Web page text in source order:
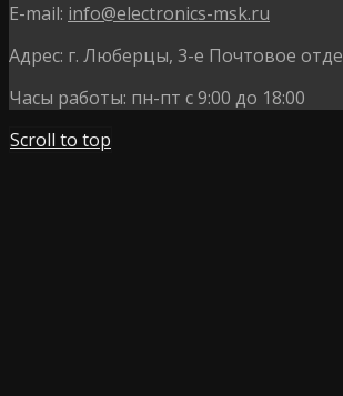
E-mail: info@electronics-msk.ru
Адрес: г. Люберцы, 3-е Почтовое
Часы работы: пн-пт с 9:00 до 18:00
Scroll to top